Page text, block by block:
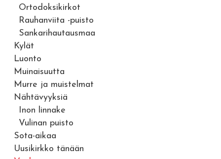
Ortodoksikirkot
Rauhanviita -puisto
Sankarihautausmaa
Kylät
Luonto
Muinaisuutta
Murre ja muistelmat
Nähtävyyksiä
Inon linnake
Vulinan puisto
Sota-aikaa
Uusikirkko tänään